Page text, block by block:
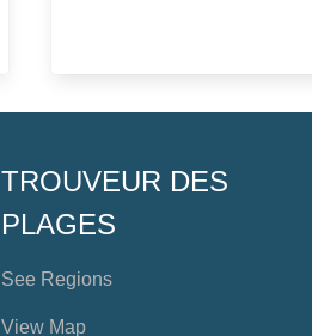
TROUVEUR DES
PLAGES
See Regions
View Map